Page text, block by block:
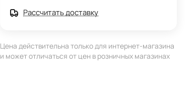
Рассчитать доставку
Цена действительна только для интернет-магазина
и может отличаться от цен в розничных магазинах